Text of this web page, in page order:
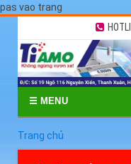
pas vao trang
☰ MENU
Trang chủ